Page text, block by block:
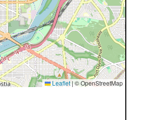
Leaflet|© OpenStreetMap